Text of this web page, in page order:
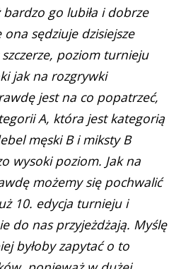
go lubiła i dobrze
ona sędziuje dzisiejsze
poziom turnieju
jak na rozgrywki
jest na co popatrzeć,
A, która jest kategorią
męski B i miksty B
wysoki poziom. Jak na
możemy się pochwalić
10. edycja turnieju i
do nas przyjeżdżają. Myślę
byłoby zapytać o to